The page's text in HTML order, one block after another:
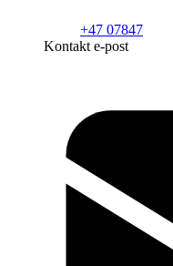
+47 07847
Kontakt e-post